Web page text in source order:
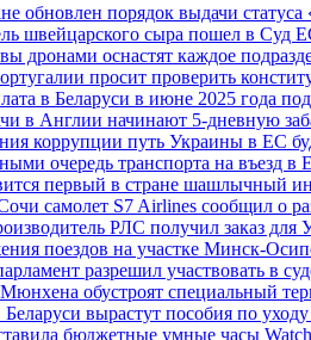
обновлен порядок выдачи
швейцарского сыра пошел в Суд
дронами оснастят каждое
просит проверить
в Беларуси в июне 2025 года
в Англии начинают 5-дневную
коррупции путь Украины в ЕС
очередь транспорта на въезд в
первый в стране шашлычный
самолет S7 Airlines сообщил о
РЛС получил заказ для
поездов на участке Минск-
разрешил участвовать в
обустроят специальный
Беларуси вырастут пособия по
бюджетные умные часы